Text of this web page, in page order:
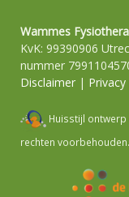
Wammes
KvK: 99390906
nummer
Disclaimer |
Huisstijl
rechten voorbehouden.